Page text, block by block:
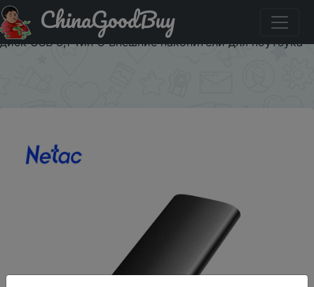
Купити по знижці kapustaaug20 Netac ZSLIM 250GB
жесткий диск SSD Внешний Портативный SSD жесткий
диск USB 3,1 Тип C Внешние накопители для ноутбука
ChinaGoodBuy